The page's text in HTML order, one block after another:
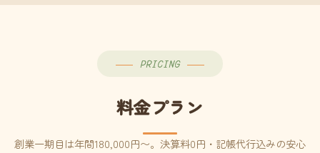
PRICING
料金プラン
創業一期目は年間180,000円〜。決算料0円・記帳代行込みの安心